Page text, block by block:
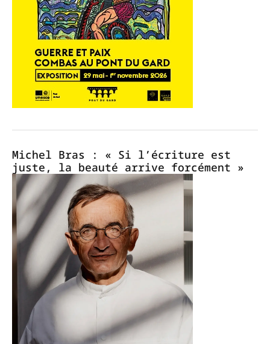
Michel Bras : « Si l’écriture est
juste, la beauté arrive forcément »